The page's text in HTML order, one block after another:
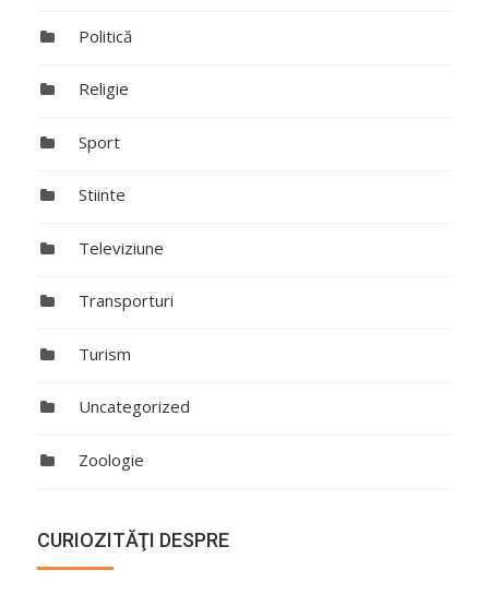
Politică
Religie
Sport
Stiinte
Televiziune
Transporturi
Turism
Uncategorized
Zoologie
CURIOZITĂŢI DESPRE